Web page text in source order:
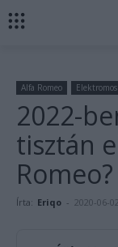
Alfa Romeo
2022-
tisztán
Romeo?
Írta: Eriqo - 2020-06-02